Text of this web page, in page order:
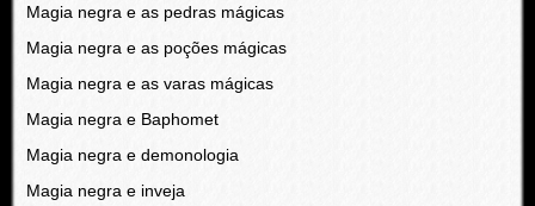
Magia negra e as pedras mágicas
Magia negra e as poções mágicas
Magia negra e as varas mágicas
Magia negra e Baphomet
Magia negra e demonologia
Magia negra e inveja